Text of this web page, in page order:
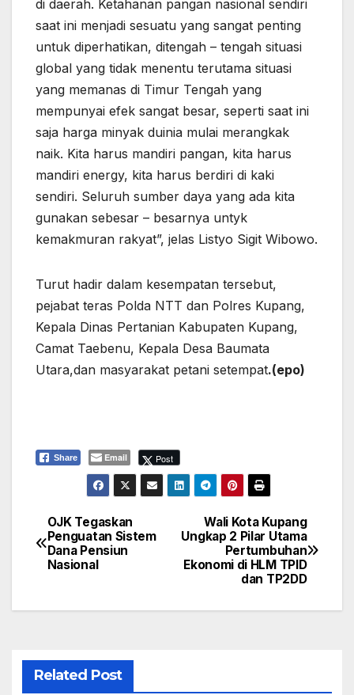
di daerah. Ketahanan pangan nasional sendiri
saat ini menjadi sesuatu yang sangat penting
untuk diperhatikan, ditengah – tengah situasi
global yang tidak menentu terutama situasi
yang memanas di Timur Tengah yang
mempunyai efek sangat besar, seperti saat ini
saja harga minyak duinia mulai merangkak
naik. Kita harus mandiri pangan, kita harus
mandiri energy, kita harus berdiri di kaki
sendiri. Seluruh sumber daya yang ada kita
gunakan sebesar – besarnya untyk
kemakmuran rakyat”, jelas Listyo Sigit Wibowo.
Turut hadir dalam kesempatan tersebut,
pejabat teras Polda NTT dan Polres Kupang,
Kepala Dinas Pertanian Kabupaten Kupang,
Camat Taebenu, Kepala Desa Baumata
Utara,dan masyarakat petani setempat.(epo)
Share Email Post
Navigasi
pos
Wali Kota Kupang
Ungkap 2 Pilar Utama
Pertumbuhan
Ekonomi di HLM TPID
dan TP2DD
OJK Tegaskan
Penguatan Sistem
Dana Pensiun
Nasional
Related Post